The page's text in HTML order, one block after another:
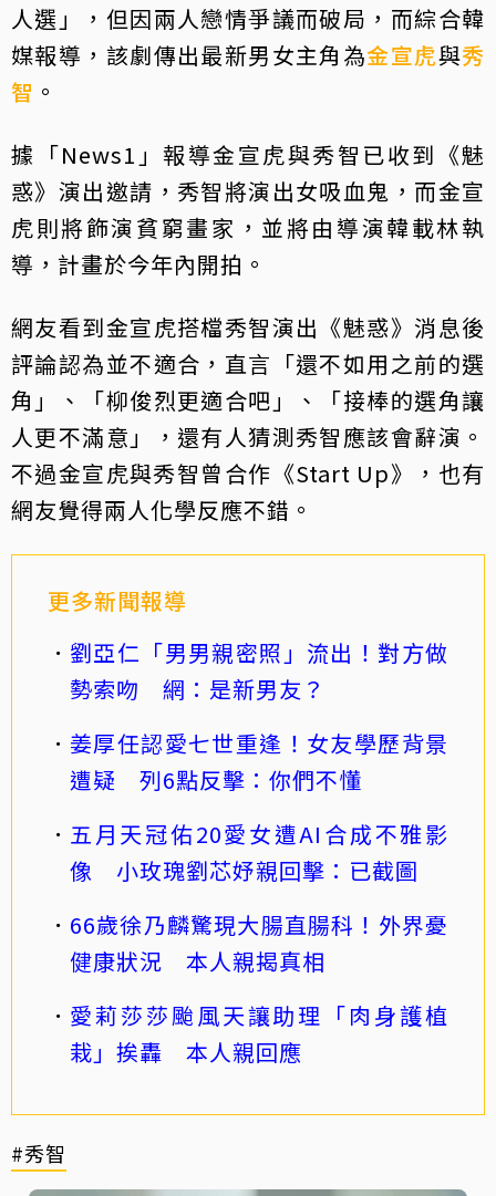
人選」，但因兩人戀情爭議而破局，而綜合韓
媒報導，該劇傳出最新男女主角為金宣虎與秀
智 。
據「News1」報導金宣虎與秀智已收到《魅
惑》演出邀請，秀智將演出女吸血鬼，而金宣
虎則將飾演貧窮畫家，並將由導演韓載林執
導，計畫於今年內開拍。
網友看到金宣虎搭檔秀智演出《魅惑》消息後
評論認為並不適合，直言「還不如用之前的選
角」、「柳俊烈更適合吧」、「接棒的選角讓
人更不滿意」，還有人猜測秀智應該會辭演。
不過金宣虎與秀智曾合作《Start Up》，也有
網友覺得兩人化學反應不錯。
更多新聞報導
劉亞仁「男男親密照」流出！對方做
勢索吻 網：是新男友？
姜厚任認愛七世重逢！女友學歷背景
遭疑 列6點反擊：你們不懂
五月天冠佑20愛女遭AI合成不雅影
像 小玫瑰劉芯妤親回擊：已截圖
66歲徐乃麟驚現大腸直腸科！外界憂
健康狀況 本人親揭真相
愛莉莎莎颱風天讓助理「肉身護植
栽」挨轟 本人親回應
#秀智